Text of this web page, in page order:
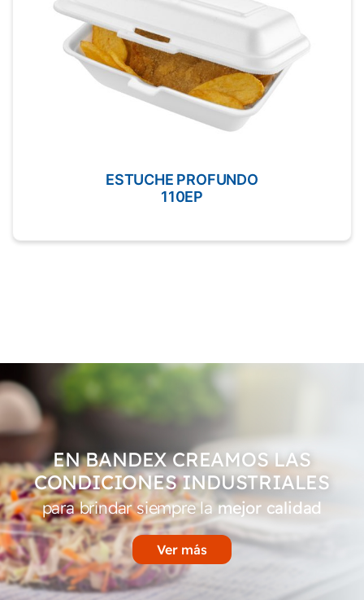
POTE REDONDO 3071 XLG
EN BANDEX CREAMOS LAS
CONDICIONES INDUSTRIALES
para brindar siempre lamejor calidad
Ver más